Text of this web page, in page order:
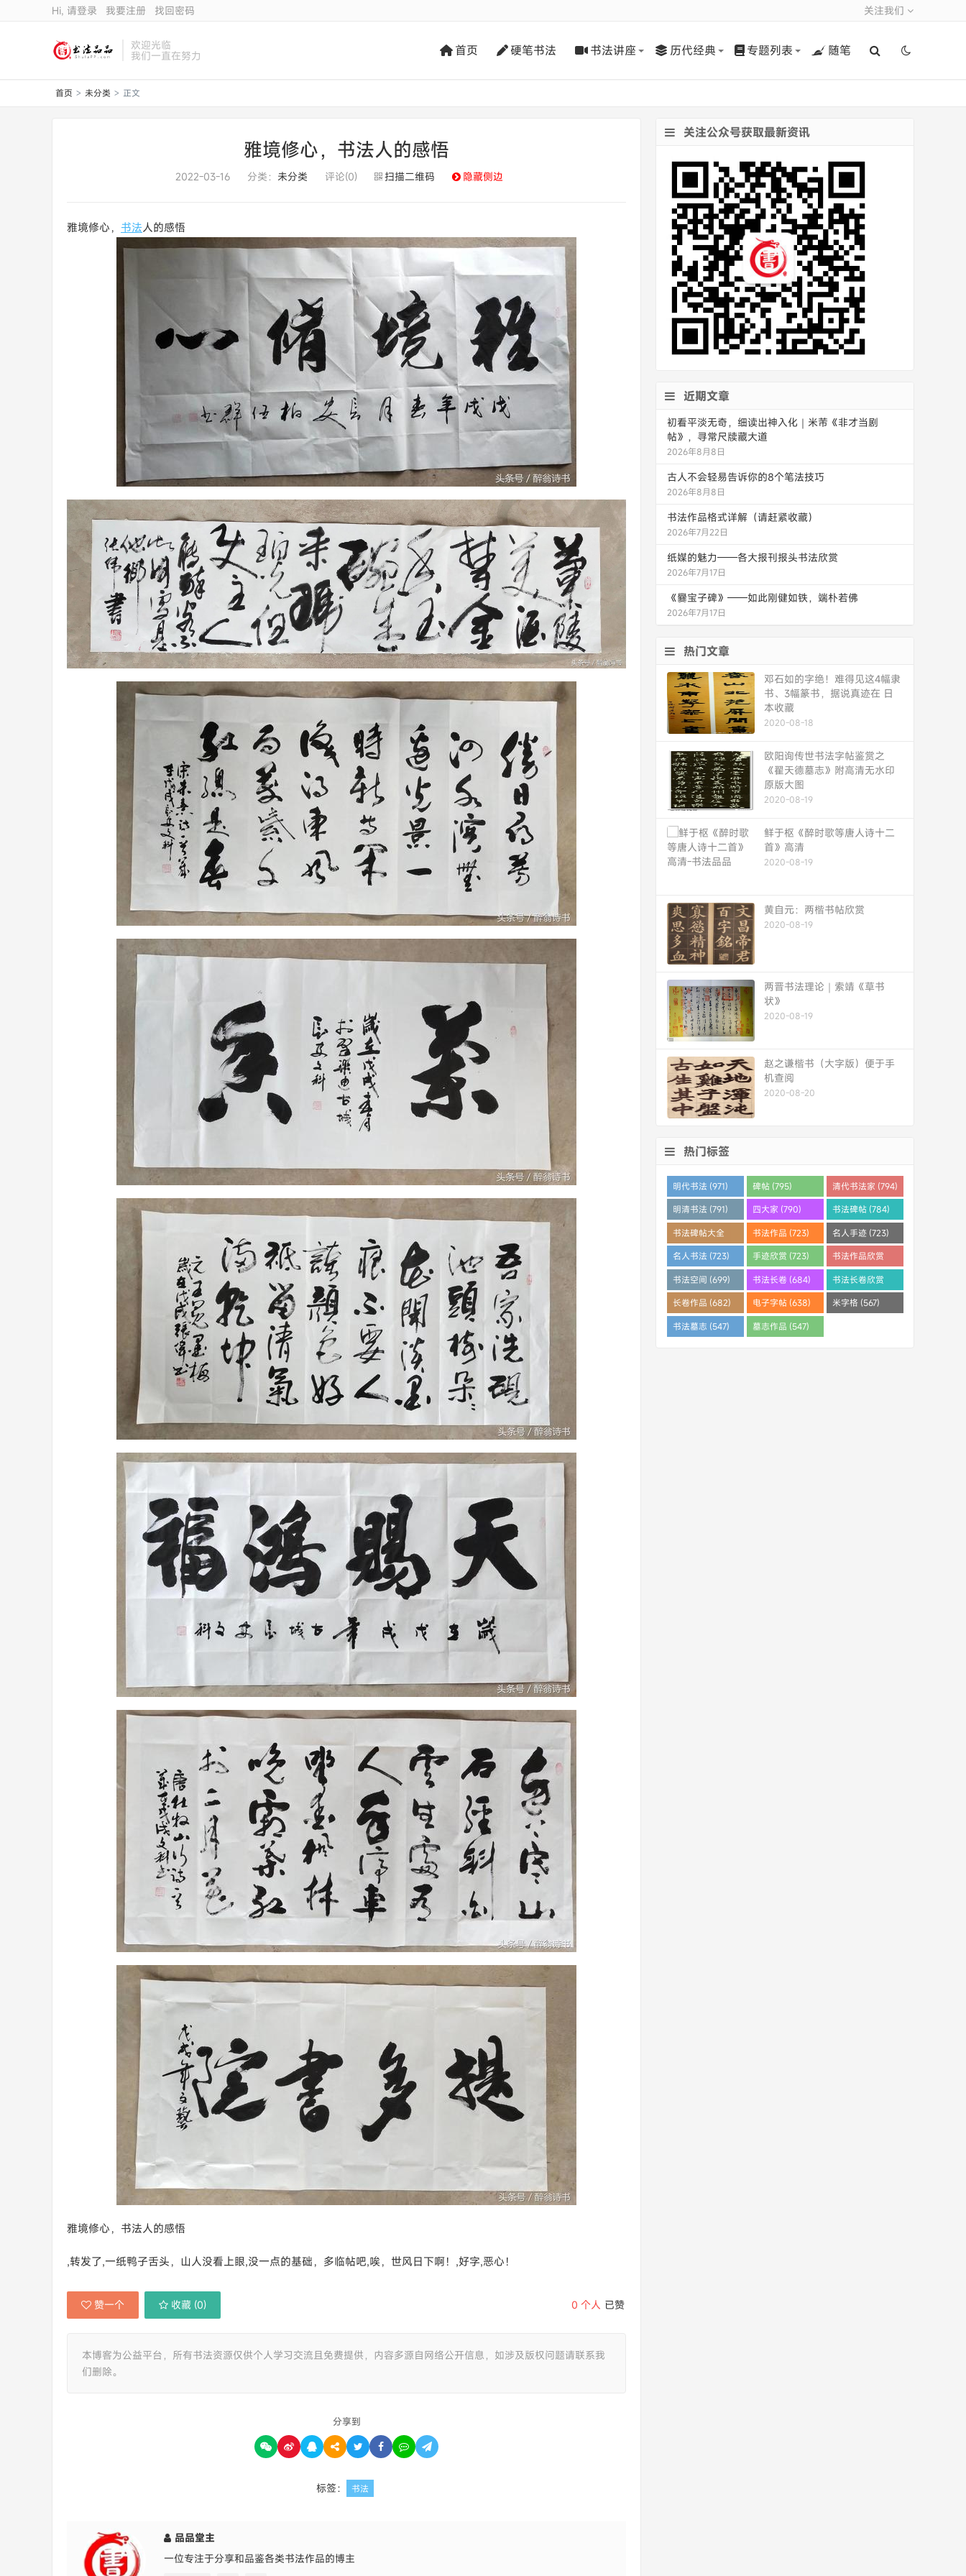
关注我们
Hi, 请登录 我要注册 找回密码
欢迎光临
我们一直在努力 首页 硬笔书法 书法讲座 历代经典 专题列表 随笔
首页 > 未分类 > 正文
雅境修心，书法人的感悟
2022-03-16 分类： 未分类 评论(0) 扫描二维码 隐藏侧边
雅境修心， 书法人的感悟
雅境修心，书法人的感悟
,转发了,一纸鸭子舌头，山人没看上眼,没一点的基础，多临帖吧,唉，世风日下啊！,好字,恶心！
0 个人 已赞
赞一个 收藏 (0)
本博客为公益平台，所有书法资源仅供个人学习交流且免费提供，内容多源自网络公开信息，如涉及版权问题请联系我
们删除。
分享到
标签： 书法
品品堂主
一位专注于分享和品鉴各类书法作品的博主
关注公众号获取最新资讯
近期文章
初看平淡无奇，细读出神入化｜米芾《非才当剧
帖》，寻常尺牍藏大道
2026年8月8日
古人不会轻易告诉你的8个笔法技巧
2026年8月8日
书法作品格式详解（请赶紧收藏）
2026年7月22日
纸媒的魅力——各大报刊报头书法欣赏
2026年7月17日
《爨宝子碑》——如此刚健如铁，端朴若佛
2026年7月17日
热门文章
邓石如的字绝！难得见这4幅隶
书、3幅篆书，据说真迹在 日
本收藏
2020-08-18
欧阳询传世书法字帖鉴赏之
《翟天德墓志》附高清无水印
原版大图
2020-08-19
鲜于枢《醉时歌等唐人诗十二
首》高清
2020-08-19
黄自元：两楷书帖欣赏
2020-08-19
两晋书法理论｜索靖《草书
状》
2020-08-19
赵之谦楷书（大字版）便于手
机查阅
2020-08-20
热门标签
明代书法 (971) 碑帖 (795) 清代书法家 (794)
明清书法 (791) 四大家 (790) 书法碑帖 (784)
书法碑帖大全
(784)
书法作品 (723) 名人手迹 (723)
名人书法 (723) 手迹欣赏 (723)
书法作品欣赏
(710)
书法空间 (699) 书法长卷 (684)
书法长卷欣赏
(682)
长卷作品 (682) 电子字帖 (638) 米字格 (567)
书法墓志 (547) 墓志作品 (547)